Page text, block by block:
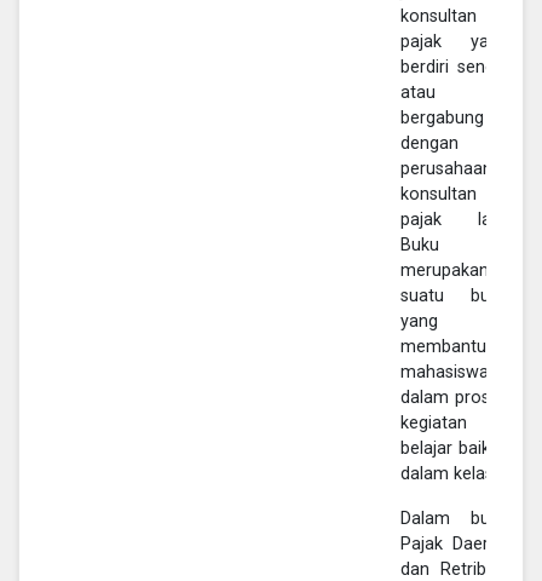
konsultan
pajak yang
berdiri sendiri
atau
bergabung
dengan
perusahaan
konsultan
pajak lain.
Buku
merupakan
suatu buku
yang
membantu
mahasiswa
dalam proses
kegiatan
belajar baik di
dalam kelas.
Dalam buku
Pajak Daerah
dan Retribusi